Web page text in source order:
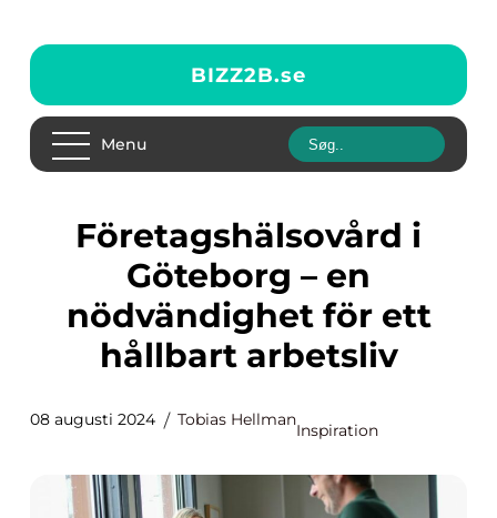
BIZZ2B.se
Menu
Företagshälsovård i
Göteborg – en
nödvändighet för ett
hållbart arbetsliv
08 augusti 2024 Tobias Hellman
Inspiration